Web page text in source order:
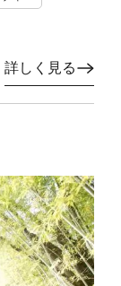
詳しく見る